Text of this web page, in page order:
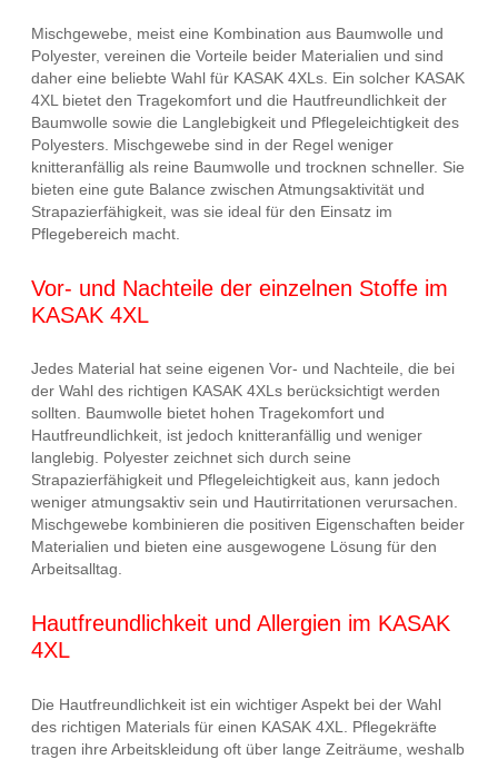
Mischgewebe, meist eine Kombination aus Baumwolle und
Polyester, vereinen die Vorteile beider Materialien und sind
daher eine beliebte Wahl für KASAK 4XLs. Ein solcher KASAK
4XL bietet den Tragekomfort und die Hautfreundlichkeit der
Baumwolle sowie die Langlebigkeit und Pflegeleichtigkeit des
Polyesters. Mischgewebe sind in der Regel weniger
knitteranfällig als reine Baumwolle und trocknen schneller. Sie
bieten eine gute Balance zwischen Atmungsaktivität und
Strapazierfähigkeit, was sie ideal für den Einsatz im
Pflegebereich macht.
Vor- und Nachteile der einzelnen Stoffe im
KASAK 4XL
Jedes Material hat seine eigenen Vor- und Nachteile, die bei
der Wahl des richtigen KASAK 4XLs berücksichtigt werden
sollten. Baumwolle bietet hohen Tragekomfort und
Hautfreundlichkeit, ist jedoch knitteranfällig und weniger
langlebig. Polyester zeichnet sich durch seine
Strapazierfähigkeit und Pflegeleichtigkeit aus, kann jedoch
weniger atmungsaktiv sein und Hautirritationen verursachen.
Mischgewebe kombinieren die positiven Eigenschaften beider
Materialien und bieten eine ausgewogene Lösung für den
Arbeitsalltag.
Hautfreundlichkeit und Allergien im KASAK
4XL
Die Hautfreundlichkeit ist ein wichtiger Aspekt bei der Wahl
des richtigen Materials für einen KASAK 4XL. Pflegekräfte
tragen ihre Arbeitskleidung oft über lange Zeiträume, weshalb